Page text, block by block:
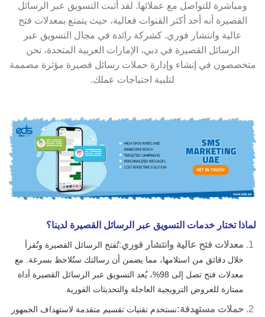
ومباشرة للتواصل مع عملائها. لقد أثبت التسويق عبر الرسائل
القصيرة أنه أحد أكثر القنوات فعالية، حيث يتمتع بمعدلات فتح
عالية وانتشار فوري. كشركة رائدة في مجال التسويق عبر
الرسائل القصيرة في دبي، الإمارات العربية المتحدة، نحن
متخصصون في إنشاء وإدارة حملات رسائل قصيرة مؤثرة مصممة
لتلبية احتياجات عملك.
لماذا تختار خدمات التسويق عبر الرسائل القصيرة لدينا؟
معدلات فتح عالية وانتشار فوري:تُفتح الرسائل القصيرة وتُقرأ
خلال دقائق من استلامها، مما يضمن أن رسالتك ستُلاحظ بسرعة. مع
معدلات فتح تصل إلى 98%، يُعد التسويق عبر الرسائل القصيرة أداة
ممتازة للعروض الترويجية العاجلة والتحديثات الفورية
حملات مستهدفة:نستخدم تقنيات تقسيم متقدمة لاستهداف الجمهور